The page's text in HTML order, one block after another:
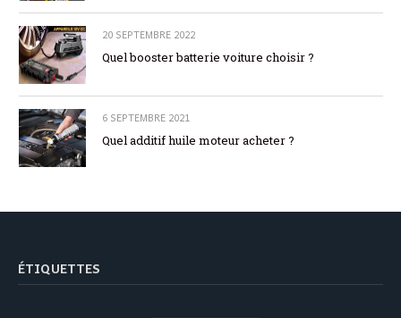
20 SEPTEMBRE 2022
Quel booster batterie voiture choisir ?
6 SEPTEMBRE 2021
Quel additif huile moteur acheter ?
ÉTIQUETTES